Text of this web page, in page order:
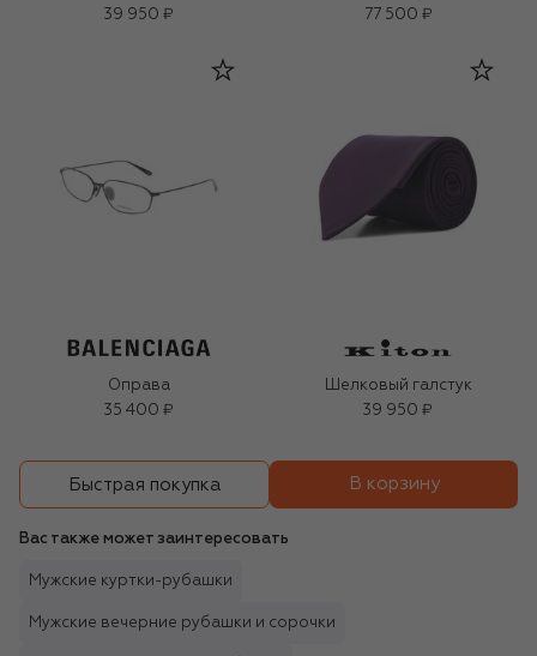
39 950 ₽
77 500 ₽
Оправа
35 400 ₽
Шелковый галстук
39 950 ₽
Быстрая покупка В корзину
Вас также может заинтересовать
Мужские куртки-рубашки
Мужские вечерние рубашки и сорочки